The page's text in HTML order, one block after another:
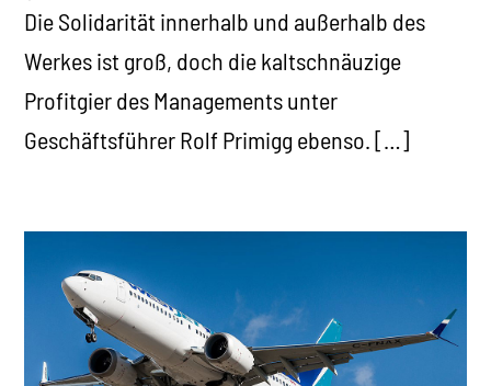
Die Solidarität innerhalb und außerhalb des
Werkes ist groß, doch die kaltschnäuzige
Profitgier des Managements unter
Geschäftsführer Rolf Primigg ebenso. […]